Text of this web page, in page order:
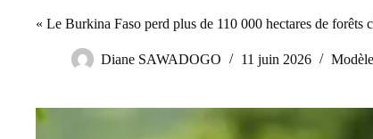
« Le Burkina Faso perd plus de 110 000 hectares de forêts
Diane SAWADOGO 11 juin 2026